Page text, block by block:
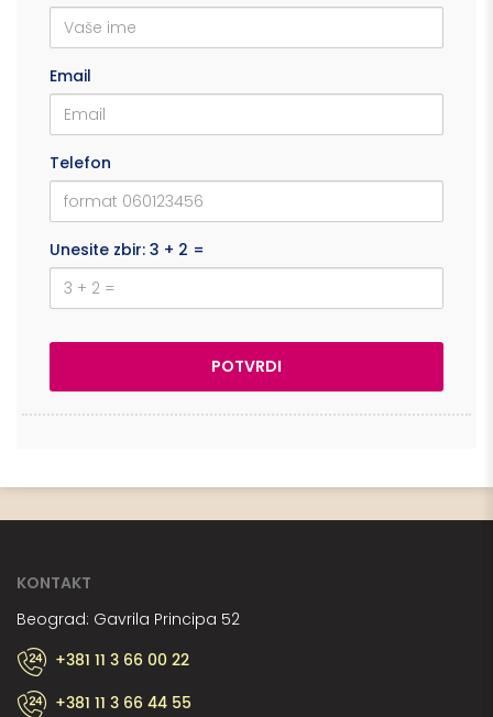
Email
Telefon
Unesite zbir: 3 + 2 =
KONTAKT
Beograd: Gavrila Principa 52
+381 11 3 66 00 22
+381 11 3 66 44 55